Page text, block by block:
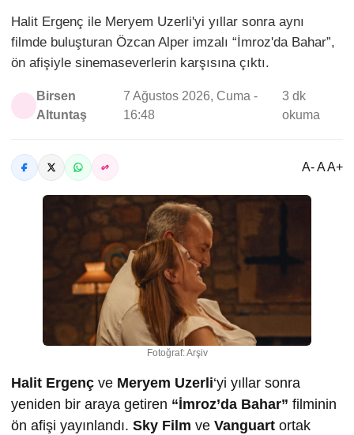
Halit Ergenç ile Meryem Uzerli'yi yıllar sonra aynı
filmde buluşturan Özcan Alper imzalı “İmroz'da Bahar”,
ön afişiyle sinemaseverlerin karşısına çıktı.
Birsen
Altuntaş
7 Ağustos 2026, Cuma -
16:48
3 dk
okuma
A- A A+
Fotoğraf: Arşiv
Halit Ergenç ve Meryem Uzerli‘yi yıllar sonra
yeniden bir araya getiren “İmroz’da Bahar” filminin
ön afişi yayınlandı. Sky Film ve Vanguart ortak